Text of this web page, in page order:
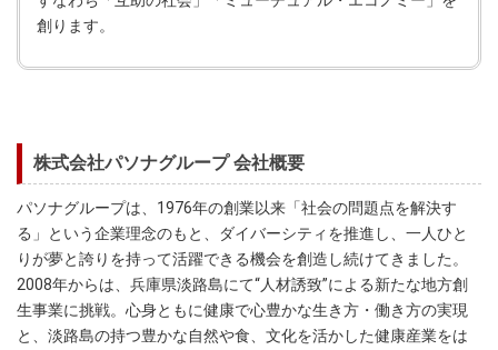
創ります。
株式会社パソナグループ 会社概要
パソナグループは、1976年の創業以来「社会の問題点を解決す
る」という企業理念のもと、ダイバーシティを推進し、一人ひと
りが夢と誇りを持って活躍できる機会を創造し続けてきました。
2008年からは、兵庫県淡路島にて“人材誘致”による新たな地方創
生事業に挑戦。心身ともに健康で心豊かな生き方・働き方の実現
と、淡路島の持つ豊かな自然や食、文化を活かした健康産業をは